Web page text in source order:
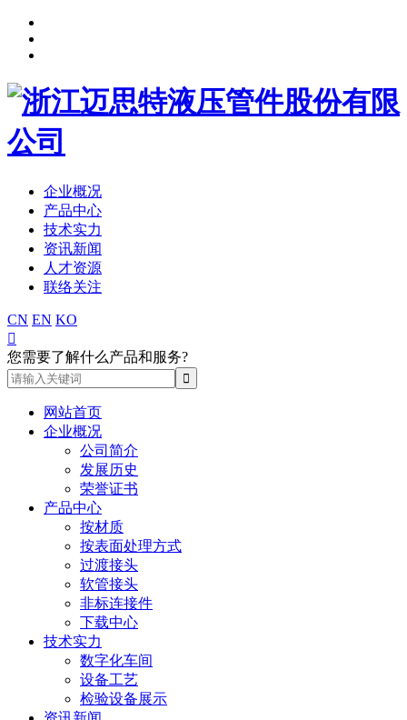
企业概况
产品中心
技术实力
资讯新闻
人才资源
联络关注
CN EN KO

您需要了解什么产品和服务?
网站首页
企业概况
公司简介
发展历史
荣誉证书
产品中心
按材质
按表面处理方式
过渡接头
软管接头
非标连接件
下载中心
技术实力
数字化车间
设备工艺
检验设备展示